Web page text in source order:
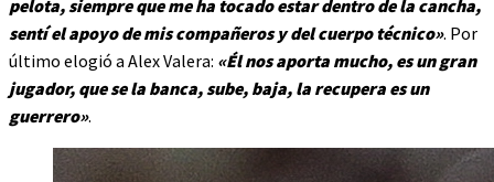
pelota, siempre que me ha tocado estar dentro de la cancha,
sentí el apoyo de mis compañeros y del cuerpo técnico». Por
último elogió a Alex Valera: «Él nos aporta mucho, es un gran
jugador, que se la banca, sube, baja, la recupera es un
guerrero».